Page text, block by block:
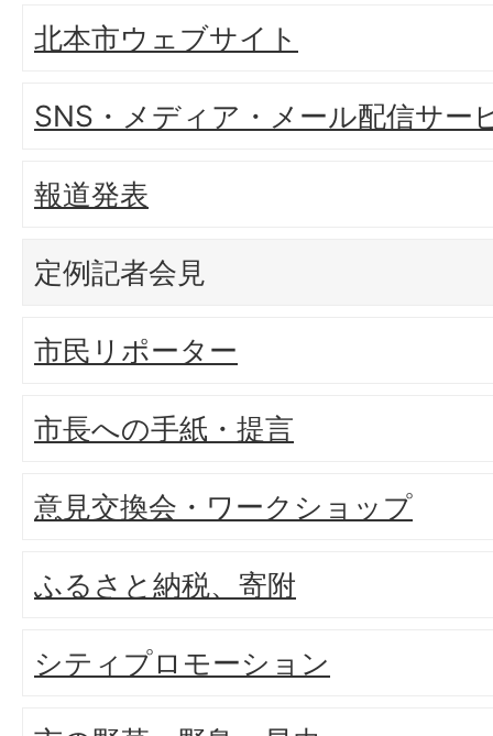
北本市ウェブサイト
SNS・メディア・メール配信サー
報道発表
定例記者会見
市民リポーター
市長への手紙・提言
意見交換会・ワークショップ
ふるさと納税、寄附
シティプロモーション